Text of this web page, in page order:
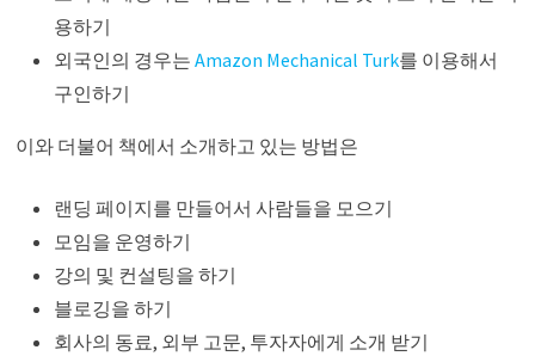
용하기
외국인의 경우는Amazon Mechanical Turk를 이용해서
구인하기
이와 더불어 책에서 소개하고 있는 방법은
랜딩 페이지를 만들어서 사람들을 모으기
모임을 운영하기
강의 및 컨설팅을 하기
블로깅을 하기
회사의 동료, 외부 고문, 투자자에게 소개 받기